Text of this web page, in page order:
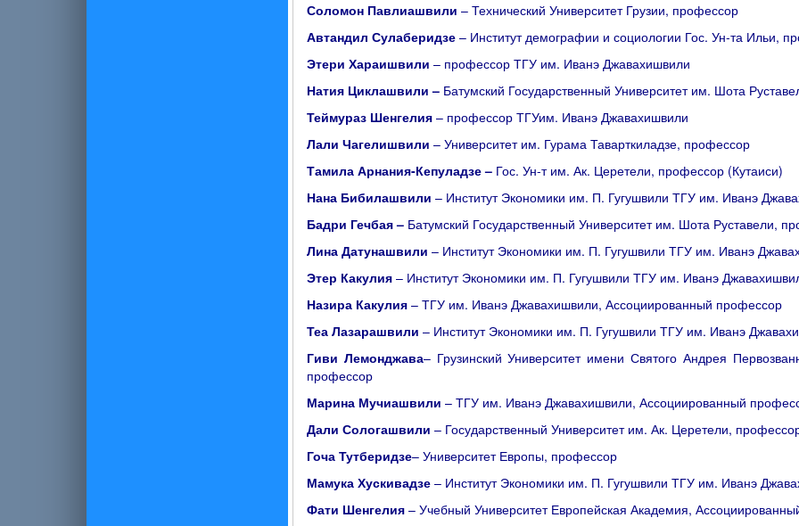
Соломон Павлиашвили – Технический Университет Грузии, профессор
Автандил Сулаберидзе – Институт демографии и социологии Гос. Ун-та Ильи,
Этери Хараишвили – профессор ТГУ им. Иванэ Джавахишвили
Натия Циклашвили – Батумский Государственный Университет им. Шота
Теймураз Шенгелия – профессор ТГУим. Иванэ Джавахишвили
Лали Чагелишвили – Университет им. Гурама Таварткиладзе, профессор
Тамила Арнания-Кепуладзе – Гос. Ун-т им. Ак. Церетели, профессор (Кутаиси)
Нана Бибилашвили – Институт Экономики им. П. Гугушвили ТГУ им. Иванэ
Бадри Гечбая – Батумский Государственный Университет им. Шота Руставели,
Лина Датунашвили – Институт Экономики им. П. Гугушвили ТГУ им. Иванэ
Этер Какулия – Институт Экономики им. П. Гугушвили ТГУ им. Иванэ
Назира Какулия – ТГУ им. Иванэ Джавахишвили, Ассоциированный профессор
Теа Лазарашвили – Институт Экономики им. П. Гугушвили ТГУ им. Иванэ
Гиви Лемонджава– Грузинский Университет имени Святого Андрея
профессор
Марина Мучиашвили – ТГУ им. Иванэ Джавахишвили, Ассоциированный
Дали Сологашвили – Государственный Университет им. Ак. Церетели,
Гоча Тутберидзе– Университет Европы, профессор
Мамука Хускивадзе – Институт Экономики им. П. Гугушвили ТГУ им. Иванэ
Фати Шенгелия – Учебный Университет Европейская Академия,